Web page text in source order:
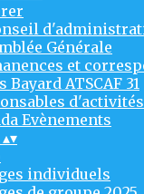
Générale
et
Bayard ATSCAF 31
d'activités
Evènements
▴▾
individuels